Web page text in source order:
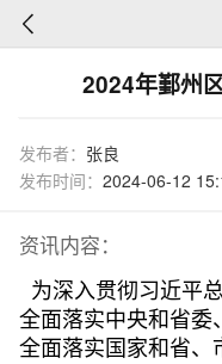
2024年鄞州
发布者： 张良
发布时间： 2024-06-12
资讯内容：
为深入贯彻习近平
全面落实中央和省委
全面落实国家和省、